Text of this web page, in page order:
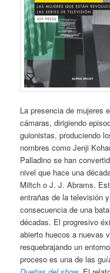
La presencia de mujeres
cámaras, dirigiendo
guionistas, produciendo
nombres como Jenji
Palladino se han
nivel que hace una
Miltch o J. J. Abrams.
entrañas de la televisión
consecuencia de una
décadas. El progresivo
abierto huecos a nuevas
resquebrajando un
proceso es una de las